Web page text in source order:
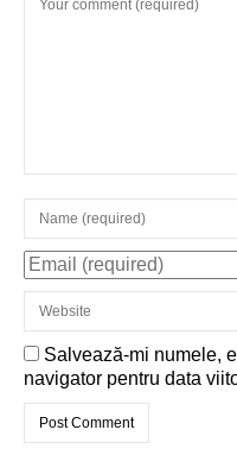
Salvează-mi numele,
navigator pentru data